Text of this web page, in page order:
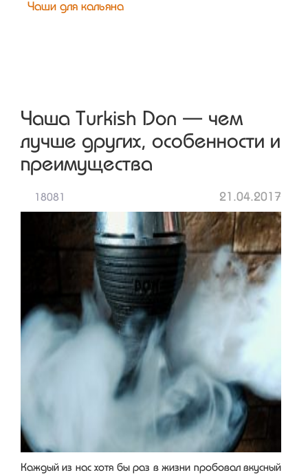
Чаши для кальяна
Чаша Turkish Don — чем
лучше других, особенности и
преимущества
21.04.2017
18081
Каждый из нас хотя бы раз в жизни пробовал вкусный